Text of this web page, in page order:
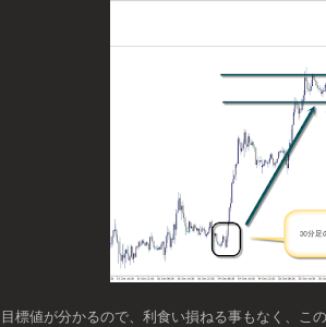
目標値が分かるので、利食い損ねる事もなく、こ